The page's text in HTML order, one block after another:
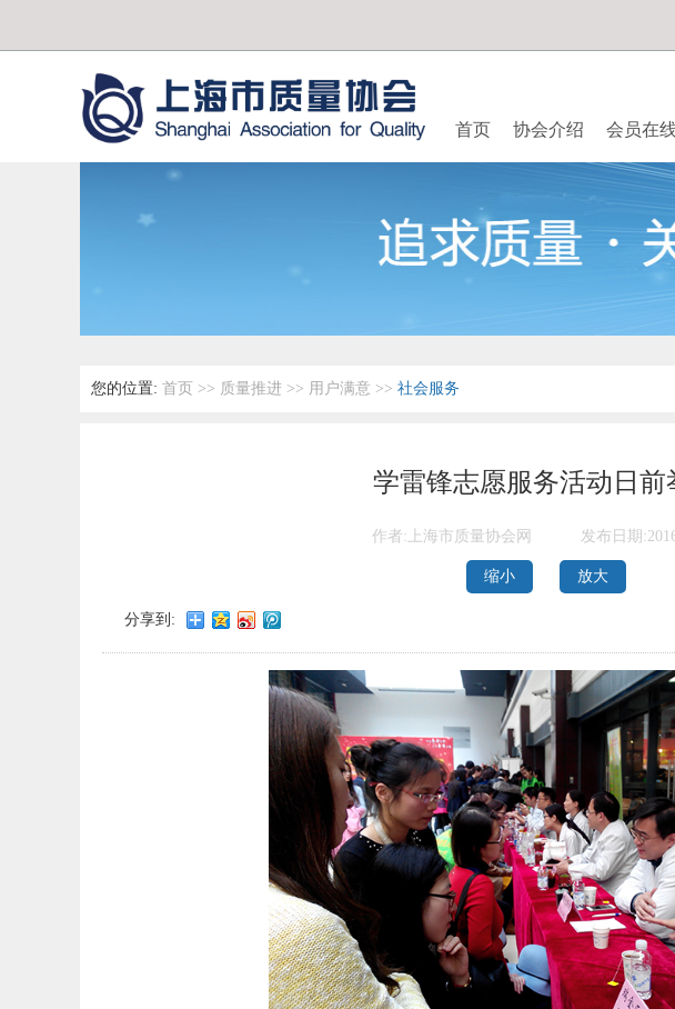
首页 协会介绍 会员在
您的位置: 首页 >> 质量推进 >> 用户满意 >> 社会服务
学雷锋志愿服务活动日前
作者:上海市质量协会网 发布日期
缩小 放大
分享到: